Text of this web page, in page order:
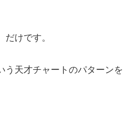
けです。
天才チャートのパターン